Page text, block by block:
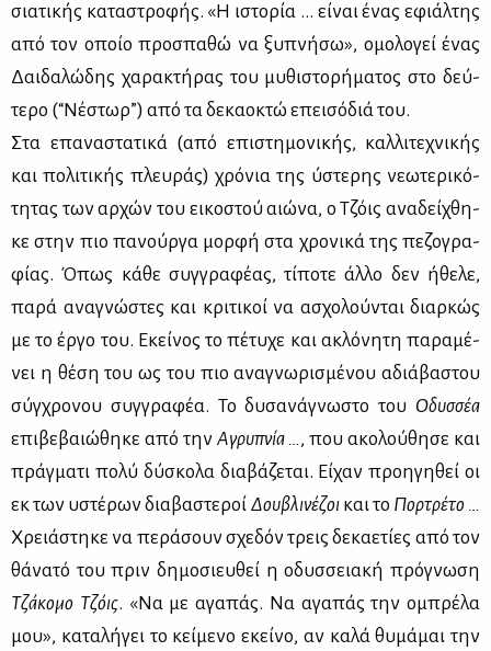
σια­τι­κής κα­τα­στρο­φής. «Η ιστο­ρία … εί­ναι ένας εφιάλ­της
από τον οποίο προ­σπα­θώ να ξυ­πνή­σω», ομο­λο­γεί ένας
Δαι­δα­λώ­δης χα­ρα­κτή­ρας του μυ­θι­στο­ρή­μα­τος στο δεύ­
τε­ρο (“Νέ­στωρ”) από τα δε­κα­ο­κτώ επει­σό­διά του.
Στα επα­να­στα­τι­κά (από επι­στη­μο­νι­κής, καλ­λι­τε­χνι­κής
και πο­λι­τι­κής πλευ­ράς) χρό­νια της ύστε­ρης νε­ω­τε­ρι­κό­
τη­τας των αρ­χών του ει­κο­στού αιώ­να, ο Τζόις ανα­δεί­χθη­
κε στην πιο πα­νούρ­γα μορ­φή στα χρο­νι­κά της πε­ζο­γρα­
φί­ας. Όπως κά­θε συγ­γρα­φέ­ας, τί­πο­τε άλ­λο δεν ήθε­λε,
πα­ρά ανα­γνώ­στες και κρι­τι­κοί να ασχο­λού­νται διαρ­κώς
με το έρ­γο του. Εκεί­νος το πέ­τυ­χε και ακλό­νη­τη πα­ρα­μέ­
νει η θέ­ση του ως του πιο ανα­γνω­ρι­σμέ­νου αδιά­βα­στου
σύγ­χρο­νου συγ­γρα­φέα. Το δυ­σα­νά­γνω­στο του Οδυσ­σέα
επι­βε­βαιώ­θη­κε από την Αγρυ­πνία …, που ακο­λού­θη­σε και
πράγ­μα­τι πο­λύ δύ­σκο­λα δια­βά­ζε­ται. Εί­χαν προη­γη­θεί οι
εκ των υστέ­ρων δια­βα­στε­ροί Δου­βλι­νέ­ζοικαι το Πορ­τρέ­το …
Χρειά­στη­κε να πε­ρά­σουν σχε­δόν τρεις δε­κα­ε­τί­ες από τον
θά­να­τό του πριν δη­μο­σιευ­θεί η οδυσ­σεια­κή πρό­γνω­ση
Τζά­κο­μο Τζόις. «Να με αγα­πάς. Να αγα­πάς την ομπρέ­λα
μου», κα­τα­λή­γει το κεί­με­νο εκεί­νο, αν κα­λά θυ­μά­μαι την